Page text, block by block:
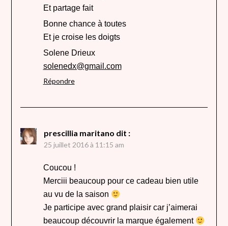
Et partage fait
Bonne chance à toutes
Et je croise les doigts
Solene Drieux
solenedx@gmail.com
Répondre
prescillia maritano dit :
25 juillet 2016 à 11:15 am
Coucou !
Merciii beaucoup pour ce cadeau bien utile
au vu de la saison
Je participe avec grand plaisir car j’aimerai
beaucoup découvrir la marque également